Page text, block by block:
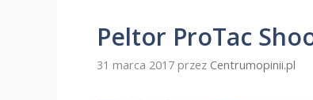
Peltor ProTac
31 marca 2017 przez Centrumopinii.pl